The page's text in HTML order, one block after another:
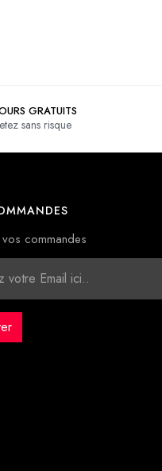
GRATUITS
sans risque
commandes